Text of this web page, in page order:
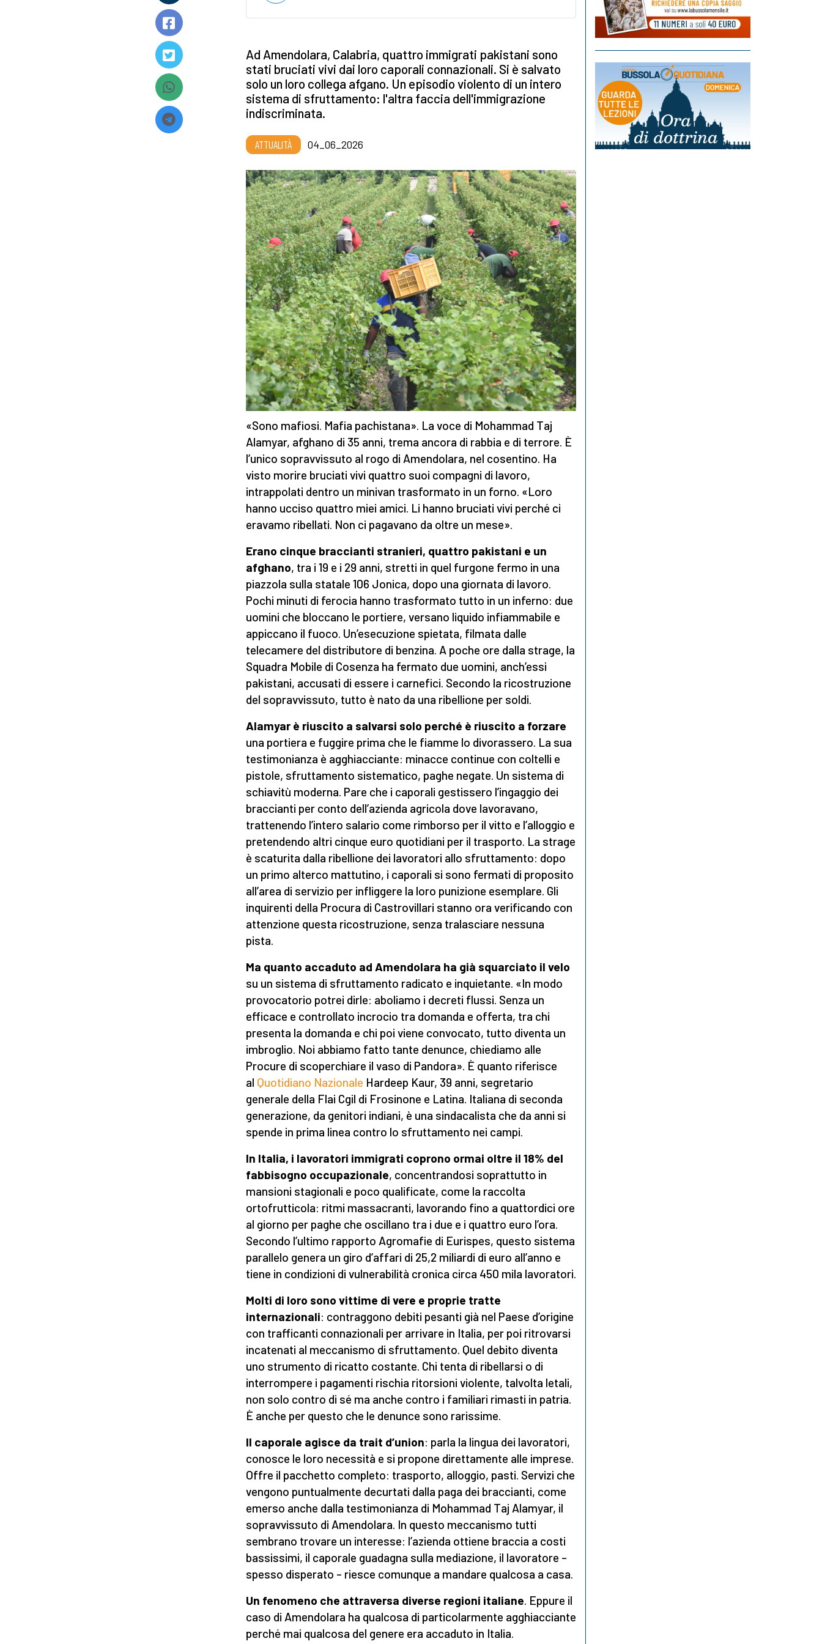
Ad Amendolara, Calabria, quattro immigrati pakistani sono
stati bruciati vivi dai loro caporali connazionali. Si è salvato
solo un loro collega afgano. Un episodio violento di un intero
sistema di sfruttamento: l'altra faccia dell'immigrazione
indiscriminata.
ATTUALITÀ 04_06_2026
«Sono mafiosi. Mafia pachistana». La voce di Mohammad Taj
Alamyar, afghano di 35 anni, trema ancora di rabbia e di terrore. È
l’unico sopravvissuto al rogo di Amendolara, nel cosentino. Ha
visto morire bruciati vivi quattro suoi compagni di lavoro,
intrappolati dentro un minivan trasformato in un forno. «Loro
hanno ucciso quattro miei amici. Li hanno bruciati vivi perché ci
eravamo ribellati. Non ci pagavano da oltre un mese».
Erano cinque braccianti stranieri, quattro pakistani e un
afghano, tra i 19 e i 29 anni, stretti in quel furgone fermo in una
piazzola sulla statale 106 Jonica, dopo una giornata di lavoro.
Pochi minuti di ferocia hanno trasformato tutto in un inferno: due
uomini che bloccano le portiere, versano liquido infiammabile e
appiccano il fuoco. Un’esecuzione spietata, filmata dalle
telecamere del distributore di benzina. A poche ore dalla strage, la
Squadra Mobile di Cosenza ha fermato due uomini, anch’essi
pakistani, accusati di essere i carnefici. Secondo la ricostruzione
del sopravvissuto, tutto è nato da una ribellione per soldi.
Alamyar è riuscito a salvarsi solo perché è riuscito a forzare
una portiera e fuggire prima che le fiamme lo divorassero. La sua
testimonianza è agghiacciante: minacce continue con coltelli e
pistole, sfruttamento sistematico, paghe negate. Un sistema di
schiavitù moderna. Pare che i caporali gestissero l’ingaggio dei
braccianti per conto dell’azienda agricola dove lavoravano,
trattenendo l’intero salario come rimborso per il vitto e l’alloggio e
pretendendo altri cinque euro quotidiani per il trasporto. La strage
è scaturita dalla ribellione dei lavoratori allo sfruttamento: dopo
un primo alterco mattutino, i caporali si sono fermati di proposito
all’area di servizio per infliggere la loro punizione esemplare. Gli
inquirenti della Procura di Castrovillari stanno ora verificando con
attenzione questa ricostruzione, senza tralasciare nessuna
pista.
Ma quanto accaduto ad Amendolara ha già squarciato il velo
su un sistema di sfruttamento radicato e inquietante. «In modo
provocatorio potrei dirle: aboliamo i decreti flussi. Senza un
efficace e controllato incrocio tra domanda e offerta, tra chi
presenta la domanda e chi poi viene convocato, tutto diventa un
imbroglio. Noi abbiamo fatto tante denunce, chiediamo alle
Procure di scoperchiare il vaso di Pandora». È quanto riferisce
al Quotidiano Nazionale Hardeep Kaur, 39 anni, segretario
generale della Flai Cgil di Frosinone e Latina. Italiana di seconda
generazione, da genitori indiani, è una sindacalista che da anni si
spende in prima linea contro lo sfruttamento nei campi.
In Italia, i lavoratori immigrati coprono ormai oltre il 18% del
fabbisogno occupazionale, concentrandosi soprattutto in
mansioni stagionali e poco qualificate, come la raccolta
ortofrutticola: ritmi massacranti, lavorando fino a quattordici ore
al giorno per paghe che oscillano tra i due e i quattro euro l’ora.
Secondo l’ultimo rapporto Agromafie di Eurispes, questo sistema
parallelo genera un giro d’affari di 25,2 miliardi di euro all’anno e
tiene in condizioni di vulnerabilità cronica circa 450 mila lavoratori.
Molti di loro sono vittime di vere e proprie tratte
internazionali: contraggono debiti pesanti già nel Paese d’origine
con trafficanti connazionali per arrivare in Italia, per poi ritrovarsi
incatenati al meccanismo di sfruttamento. Quel debito diventa
uno strumento di ricatto costante. Chi tenta di ribellarsi o di
interrompere i pagamenti rischia ritorsioni violente, talvolta letali,
non solo contro di sé ma anche contro i familiari rimasti in patria.
È anche per questo che le denunce sono rarissime.
Il caporale agisce da trait d’union: parla la lingua dei lavoratori,
conosce le loro necessità e si propone direttamente alle imprese.
Offre il pacchetto completo: trasporto, alloggio, pasti. Servizi che
vengono puntualmente decurtati dalla paga dei braccianti, come
emerso anche dalla testimonianza di Mohammad Taj Alamyar, il
sopravvissuto di Amendolara. In questo meccanismo tutti
sembrano trovare un interesse: l’azienda ottiene braccia a costi
bassissimi, il caporale guadagna sulla mediazione, il lavoratore –
spesso disperato – riesce comunque a mandare qualcosa a casa.
Un fenomeno che attraversa diverse regioni italiane. Eppure il
caso di Amendolara ha qualcosa di particolarmente agghiacciante
perché mai qualcosa del genere era accaduto in Italia.